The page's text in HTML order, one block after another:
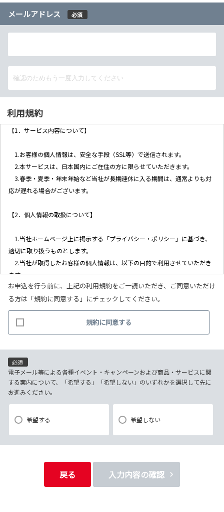
メールアドレス 必須
利用規約
【1．サービス内容について】
1.お客様の個人情報は、安全な手段（SSL等）で送信されます。
2.本サービスは、日本国内にご在住の方に限らせていただきます。
3.春季・夏季・年末年始など当社が長期連休に入る期間は、通常よりも対
応が遅れる場合がございます。
【2．個人情報の取扱について】
1.当社ホームページ上に掲示する「プライバシー・ポリシー」に基づき、
適切に取り扱うものとします。
2.当社が取得したお客様の個人情報は、以下の目的で利用させていただき
ます。
(1)お客様リクエストに対応するにあたって問題が発生した場合の確認・
連絡
(2)お客様から照会があった場合のリクエスト情報の確認
(3)お客様に不利益を与えないために行う、お客様に対する迅速なご連絡
（電子メール、電話、郵送によるご連絡）
(5)商品の企画・開発あるいはお客様満足向上策などの検討のためのお客
様アンケート調査の実施
【3．推奨環境について】
1.当社の推奨するインターネット環境にてお申込みをお願いします。推奨
それに伴う連絡の不徹底については責任を負いかねますので、あらかじ
いただく場合がございます。
お申込を行う前に、上記の利用規約をご一読いただき、ご同意いただけ
る方は「規約に同意する」にチェックしてください。
規約に同意する
必須
電子メール等による各種イベント・キャンペーンおよび商品・サービスに関
する案内について、「希望する」「希望しない」のいずれかを選択して先に
お進みください。
希望する 希望しない
戻る 入力内容の確認